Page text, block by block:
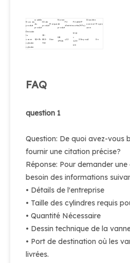
Nom du
produit
modèle
du
produit
ID de
produit
Marque
Norme
de
produit
Fil
d'entrée
Fil de
sortie
WP
(MPa)
Diamètre
nominal
φmm
Moyen
Éteindre
la
vanne
cylindre
cylindre
Qf-t3h
08-
882-
710
Sian
GB
17926
φ12
M12
×
1.25-
6G
20mpaφ4 Gn
FAQ
question 1
Question: De quoi avez-vous
fournir une citation précise?
Réponse: Pour demander
besoin des informations
• Détails de l'entreprise
• Taille des cylindres requis
• Quantité Nécessaire
• Dessin technique de la
• Port de destination où les
livrées.